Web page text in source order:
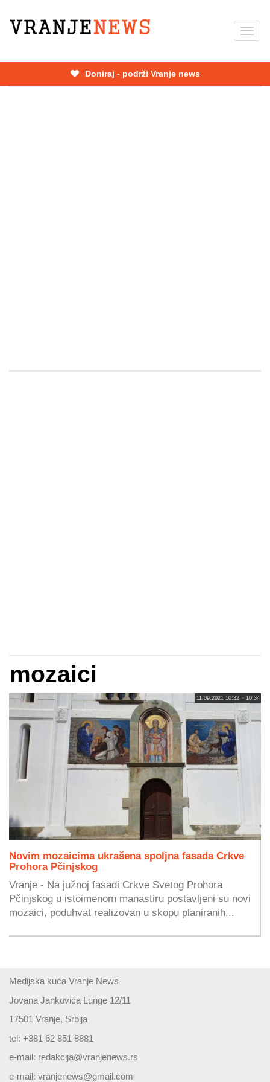
Skip
Doniraj - podrži Vranje news
mozaici
11.09.2021 10:32 » 10:34
Novim mozaicima ukrašena spoljna fasada Crkve
Prohora Pčinjskog
Vranje - Na južnoj fasadi Crkve Svetog Prohora
Pčinjskog u istoimenom manastiru postavljeni su novi
mozaici, poduhvat realizovan u skopu planiranih...
Medijska kuća Vranje News
Jovana Jankovića Lunge 12/11
17501 Vranje, Srbija
tel: +381 62 851 8881
e-mail: redakcija@vranjenews.rs
e-mail: vranjenews@gmail.com